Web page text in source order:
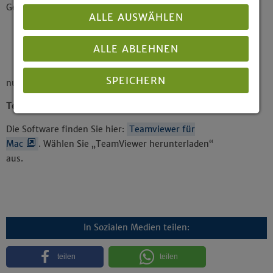
Gehen Sie wie folgt vor, wenn Sie den
Internet Explorer
Google Chrome
nutzen.
TeamViewer für Mac:
Die Software finden Sie hier: Teamviewer für
Mac
. Wählen Sie „TeamViewer herunterladen“
aus.
In Sozialen Medien teilen:
teilen teilen
ALLE AUSWÄHLEN
ALLE ABLEHNEN
SPEICHERN
Impressum|Datenschutz